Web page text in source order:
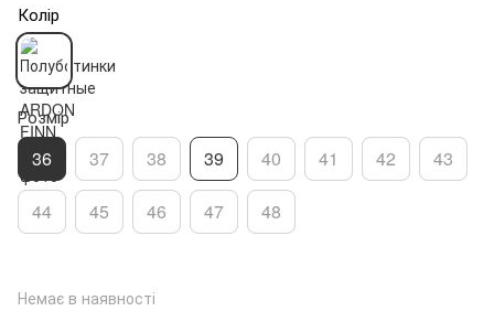
Колір
Розмір
36 37 38 39 40 41 42 43
44 45 46 47 48
Немає в наявності